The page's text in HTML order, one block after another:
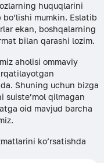
huquqlarini
mumkin. Eslatib
ekan, boshqalarning
bilan qarashi lozim.
aholisi ommaviy
Shuning uchun bizga
qilmagan
oid mavjud barcha
ko’rsatishda